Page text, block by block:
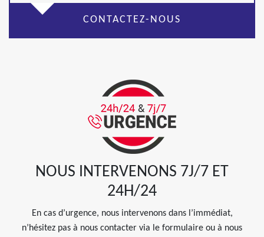
CONTACTEZ-NOUS
NOUS INTERVENONS 7J/7 ET
24H/24
En cas d’urgence, nous intervenons dans l’immédiat,
n’hésitez pas à nous contacter via le formulaire ou à nous